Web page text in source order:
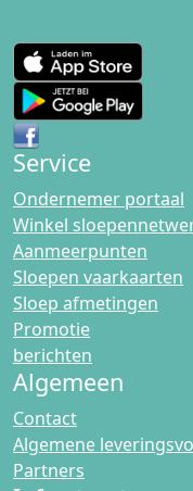
Service
Ondernemer portaal
Winkel
Aanmeerpunten
Sloepen vaarkaarten
Sloep afmetingen
Promotie
berichten
Algemeen
Contact
Algemene
Partners